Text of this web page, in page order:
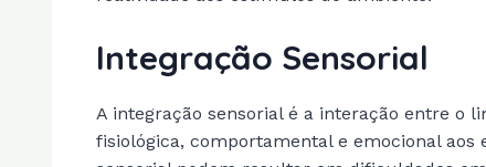
Integração Sensorial
A integração sensorial é a interação entre o
fisiológica, comportamental e emocional